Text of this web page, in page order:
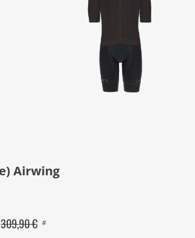
Set (2 Teile) Airwing
309,90 € #